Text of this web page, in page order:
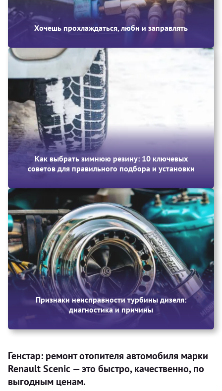
Хочешь прохлаждаться, люби и заправлять
Как выбрать зимнюю резину: 10 ключевых
советов для правильного подбора и установки
Признаки неисправности турбины дизеля:
диагностика и причины
Генстар: ремонт отопителя автомобиля марки
Renault Scenic — это быстро, качественно, по
выгодным ценам.